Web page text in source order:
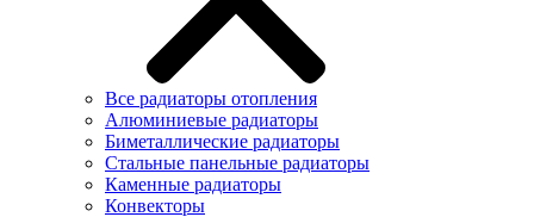
Все радиаторы отопления
Алюминиевые радиаторы
Биметаллические радиаторы
Стальные панельные радиаторы
Каменные радиаторы
Конвекторы